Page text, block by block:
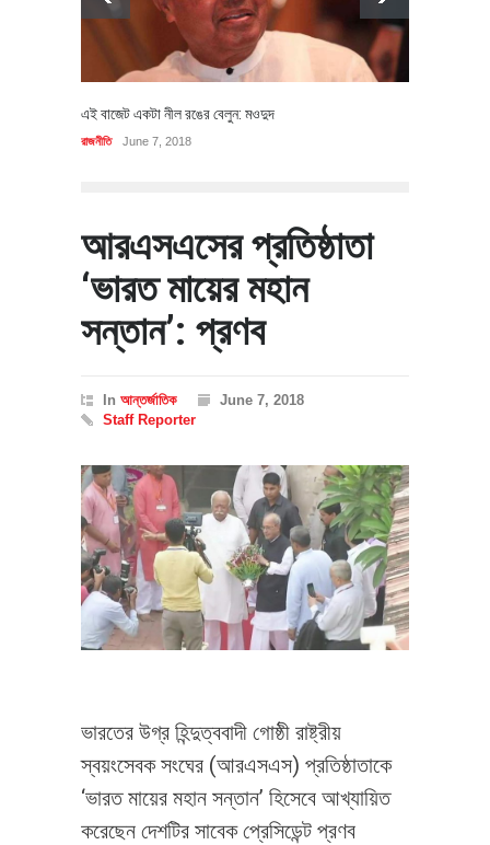
এই বাজেট একটা নীল রঙের বেলুন: মওদুদ
রাজনীতি June 7, 2018
আরএসএসের প্রতিষ্ঠাতা
‘ভারত মায়ের মহান
সন্তান’: প্রণব
In আন্তর্জাতিক
June 7, 2018
Staff Reporter
ভারতের উগ্র হিন্দুত্ববাদী গোষ্ঠী রাষ্ট্রীয়
স্বয়ংসেবক সংঘের (আরএসএস) প্রতিষ্ঠাতাকে
‘ভারত মায়ের মহান সন্তান’ হিসেবে আখ্যায়িত
করেছেন দেশটির সাবেক প্রেসিডেন্ট প্রণব